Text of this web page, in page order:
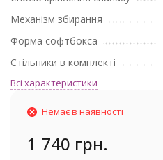
Механізм збирання
Форма софтбокса
Стільники в комплекті
Всі характеристики
Немає в наявності
1 740 грн.